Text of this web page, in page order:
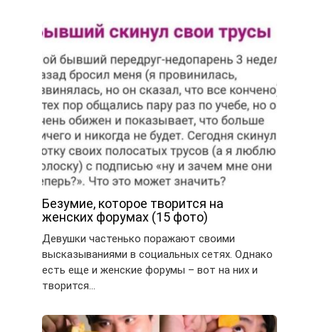
Безумие, которое творится на
женских форумах (15 фото)
Девушки частенько поражают своими
высказываниями в социальных сетях. Однако
есть еще и женские форумы – вот на них и
творится…